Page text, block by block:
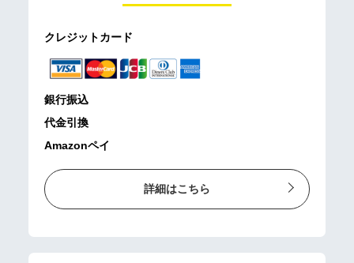
クレジットカード
銀行振込
代金引換
Amazonペイ
詳細はこちら